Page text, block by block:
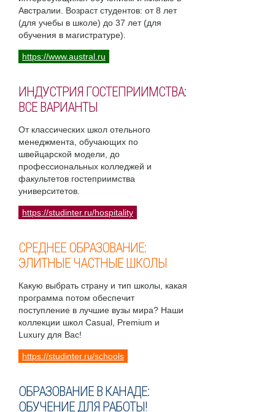
Австралии. Возраст студентов: от 8 лет
(для учебы в школе) до 37 лет (для
обучения в магистратуре).
https://www.austral.ru
ИНДУСТРИЯ ГОСТЕПРИИМСТВА:
ВСЕ ВАРИАНТЫ
От классических школ отельного
менеджмента, обучающих по
швейцарской модели, до
профессиональных колледжей и
факультетов гостеприимства
университетов.
https://studinter.ru/hospitality
СРЕДНЕЕ ОБРАЗОВАНИЕ:
ЭЛИТНЫЕ ЧАСТНЫЕ ШКОЛЫ
Какую выбрать страну и тип школы, какая
программа потом обеспечит
поступление в лучшие вузы мира? Наши
коллекции школ Casual, Premium и
Luxury для Вас!
https://studinter.ru/schools
ОБРАЗОВАНИЕ В КАНАДЕ:
ОБУЧЕНИЕ ДЛЯ РАБОТЫ!